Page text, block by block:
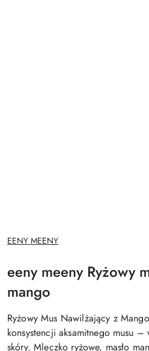
NAZWA
PRODUCENTA:
EENY MEENY
eeny meeny Ryżowy
mango
Ryżowy Mus Nawilżający z
konsystencji aksamitnego musu
skóry. Mleczko ryżowe, masło